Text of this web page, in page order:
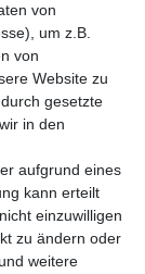
von
um z.B.
von
Website zu
gesetzte
in den
aufgrund eines
kann erteilt
einzuwilligen
zu ändern oder
und weitere